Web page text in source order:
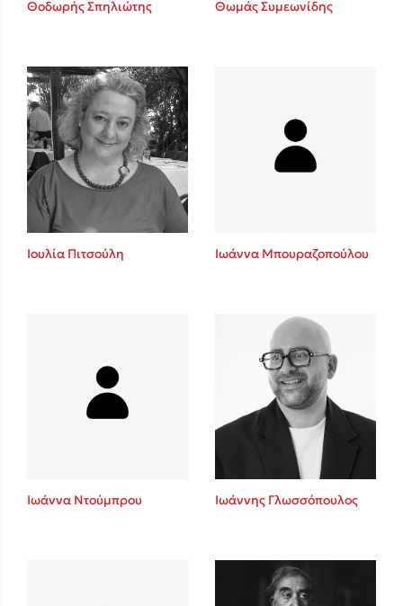
Sebastian Fitzek
Playlist
Θοδωρής Σπηλιώτης Θωμάς Συμεωνίδης
Ιουλία Πιτσούλη Ιωάννα Μπουραζοπούλου
Ιωάννα Ντούμπρου Ιωάννης Γλωσσόπουλος